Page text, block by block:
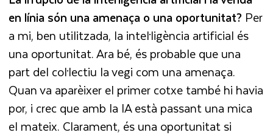
en línia són una amenaça o una oportunitat? Per
a mi, ben utilitzada, la intel·ligència artificial és
una oportunitat. Ara bé, és probable que una
part del col·lectiu la vegi com una amenaça.
Quan va aparèixer el primer cotxe també hi havia
por, i crec que amb la IA està passant una mica
el mateix. Clarament, és una oportunitat si